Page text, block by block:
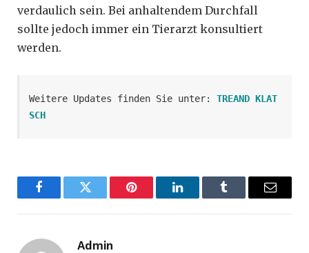
verdaulich sein. Bei anhaltendem Durchfall
sollte jedoch immer ein Tierarzt konsultiert
werden.
Weitere Updates finden Sie unter: TREAND KLAT
SCH
FacebookTwitter Pinterest LinkedInTumblr Email
Admin